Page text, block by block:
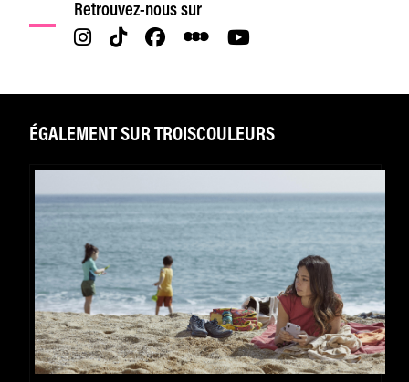
Retrouvez-nous sur
ÉGALEMENT SUR TROISCOULEURS